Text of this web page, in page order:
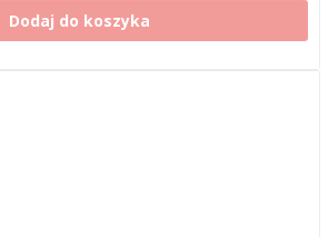
Dodaj do koszyka